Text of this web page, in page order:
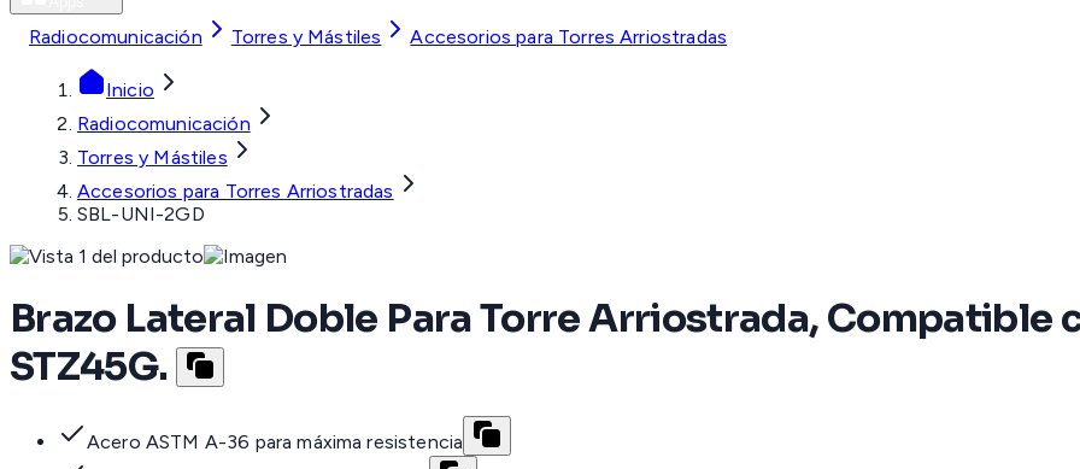
Radiocomunicación Torres y Mástiles Accesorios para Torres Arriostradas
Inicio
Radiocomunicación
Torres y Mástiles
Accesorios para Torres Arriostradas
SBL-UNI-2GD
Brazo Lateral Doble Para Torre Arriostrada, Compatible
STZ45G.
Acero ASTM A-36 para máxima resistencia